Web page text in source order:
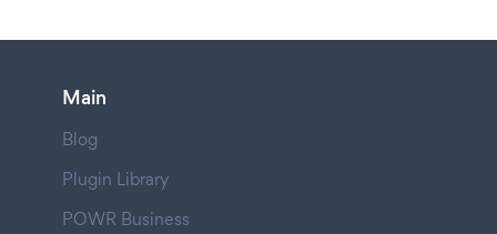
Main
Blog
Plugin Library
POWR Business